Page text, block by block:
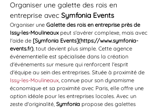
Organiser une galette des rois en
entreprise avec Symfonia Events
Organiser une Galette des rois en entreprise près de
Issy-les-Moulineaux peut s'avérer complexe, mais avec
l'aide de [Symfonia Events](https://www.symfonia-
events.fr), tout devient plus simple. Cette agence
événementielle est spécialisée dans la création
d'événements sur mesure qui renforcent l'esprit
d'équipe au sein des entreprises. Située à proximité de
Issy-les-Moulineaux, connue pour son dynamisme
économique et sa proximité avec Paris, elle offre une
option idéale pour les entreprises locales. Avec un
zeste d'originalité, Symfonia propose des galettes